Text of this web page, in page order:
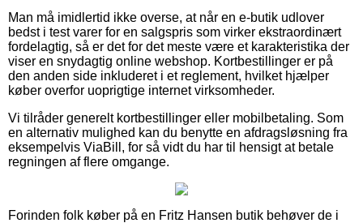
Man må imidlertid ikke overse, at når en e-butik udlover
bedst i test varer for en salgspris som virker ekstraordinært
fordelagtig, så er det for det meste være et karakteristika der
viser en snydagtig online webshop. Kortbestillinger er på
den anden side inkluderet i et reglement, hvilket hjælper
køber overfor uoprigtige internet virksomheder.
Vi tilråder generelt kortbestillinger eller mobilbetaling. Som
en alternativ mulighed kan du benytte en afdragsløsning fra
eksempelvis ViaBill, for så vidt du har til hensigt at betale
regningen af flere omgange.
Forinden folk køber på en Fritz Hansen butik behøver de i